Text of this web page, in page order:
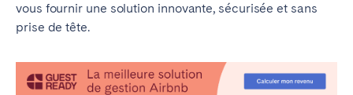
vous fournir une solution innovante, sécurisée et sans
prise de tête.
Benidorm
Bilbao
Madrid
Marbella
Salamanca
Saint-Sébastien
Valencia